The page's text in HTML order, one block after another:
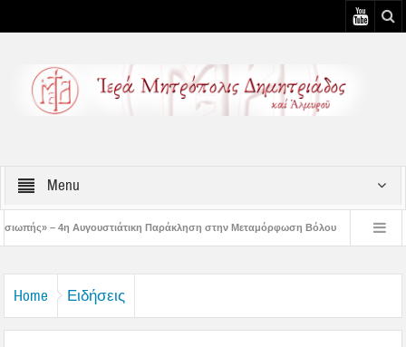
Menu
Παράκληση στην Μεταμόρφωση Βόλου Επίσκεψη του Δ/ντού της Β/
Home Ειδήσεις